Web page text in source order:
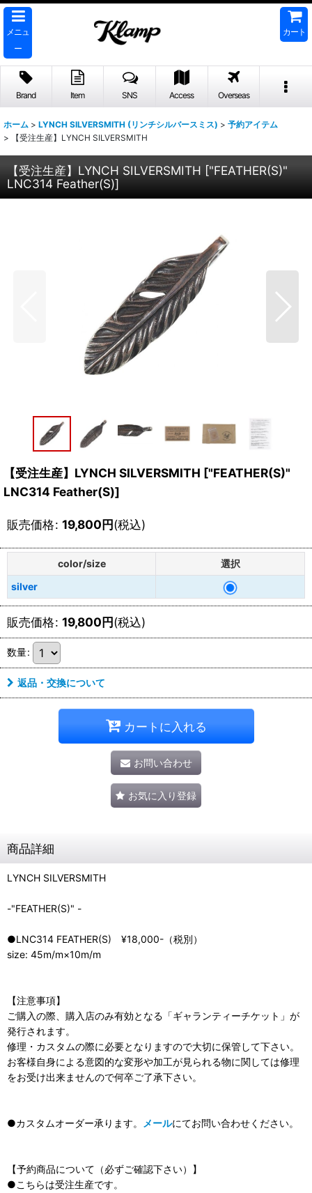
メニュ
ー
カート
Brand Item SNS Access Overseas
ホーム > LYNCH SILVERSMITH (リンチシルバースミス) > 予約アイテム
>
【受注生産】LYNCH SILVERSMITH
【受注生産】LYNCH SILVERSMITH ["FEATHER(S)"
LNC314 Feather(S)]
【受注生産】LYNCH SILVERSMITH ["FEATHER(S)"
LNC314 Feather(S)]
販売価格: 19,800円(税込)
color/size
選択
silver
販売価格: 19,800円(税込)
数量:
返品・交換について
カートに入れる
お問い合わせ
お気に入り登録
商品詳細
LYNCH SILVERSMITH
-"FEATHER(S)" -
●LNC314 FEATHER(S) ¥18,000-（税別）
size: 45m/m×10m/m
【注意事項】
ご購入の際、購入店のみ有効となる「ギャランティーチケット」が
発行されます。
修理・カスタムの際に必要となりますので大切に保管して下さい。
お客様自身による意図的な変形や加工が見られる物に関しては修理
をお受け出来ませんので何卒ご了承下さい。
●カスタムオーダー承ります。 メールにてお問い合わせください。
【予約商品について（必ずご確認下さい）】
●こちらは受注生産です。